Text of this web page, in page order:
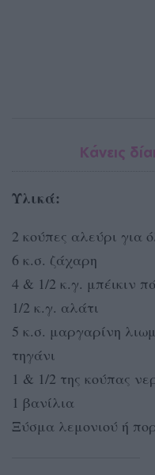
Κάνεις
Υλικά:
2 κούπες αλεύρι για
6 κ.σ. ζάχαρη
4 & 1/2 κ.γ. μπέικιν
1/2 κ.γ. αλάτι
5 κ.σ. μαργαρίνη
τηγάνι
1 & 1/2 της κούπας
1 βανίλια
Ξύσμα λεμονιού ή